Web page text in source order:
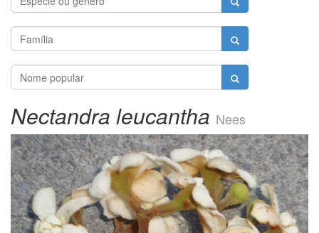
Nectandra leucantha Nees